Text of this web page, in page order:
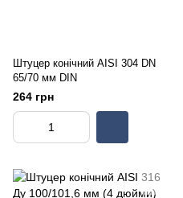
Штуцер конічний AISI 304 DN
65/70 мм DIN
264 грн